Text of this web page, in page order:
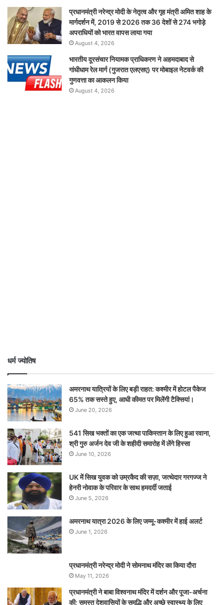
प्रधानमंत्री नरेन्द्र मोदी के नेतृत्व और गृह मंत्री अमित शाह के
मार्गदर्शन में, 2019 से 2026 तक 36 देशों से 274 भगोड़े
अपराधियों को भारत वापस लाया गया
August 4, 2026
भारतीय दूरसंचार नियामक प्राधिकरण ने अहमदाबाद से
गांधीधाम रेल मार्ग (गुजरात एलएसए) पर मोबाइल नेटवर्क की
गुणवत्ता का आकलन किया
August 4, 2026
धर्म ज्योतिष
अमरनाथ यात्रियों के लिए बड़ी राहत: कश्मीर में होटल पैकेज
65% तक सस्ते हुए, आधी कीमत पर मिलेंगी टैक्सियां।
June 20, 2026
541 सिख भक्तों का एक जत्था पाकिस्तान के लिए हुआ रवाना,
श्री गुरु अर्जन देव जी के शहीदी समारोह में लेंगे हिस्सा
June 10, 2026
UK में सिख युवक को उम्रकैद की सज़ा, जत्थेदार गरगज्ज ने
हेनरी नोवाक के परिवार के साथ हमदर्दी जताई
June 5, 2026
अमरनाथ यात्रा 2026 के लिए जम्मू-कश्मीर में हाई अलर्ट
June 1, 2026
प्रधानमंत्री नरेन्‍द्र मोदी ने सोमनाथ मंदिर का किया दौरा
May 11, 2026
प्रधानमंत्री ने बाबा विश्वनाथ मंदिर में दर्शन और पूजा-अर्चना
की; समस्‍त देशवासियों के समृद्धि और अच्छे स्वास्थ्य के लिए